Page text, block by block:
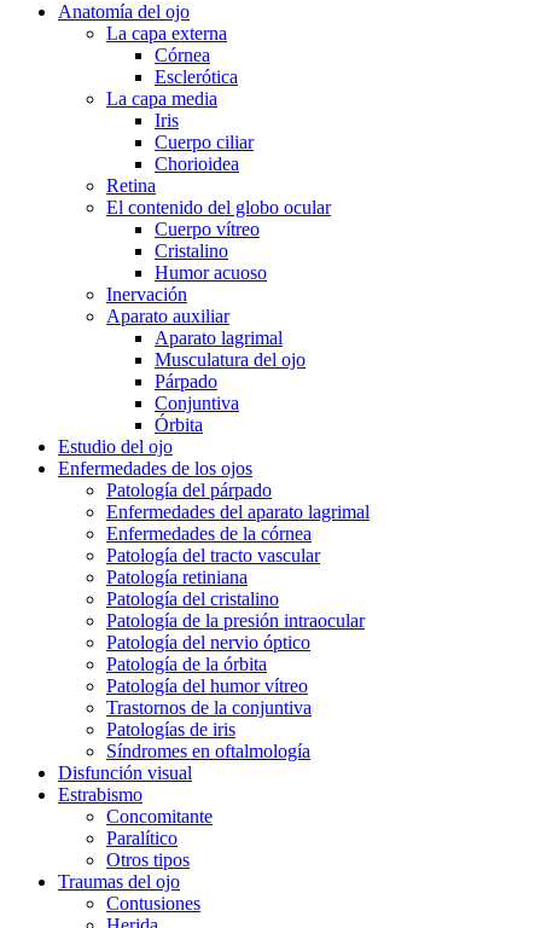
Anatomía del ojo
La capa externa
Córnea
Esclerótica
La capa media
Iris
Cuerpo ciliar
Chorioidea
Retina
El contenido del globo ocular
Cuerpo vítreo
Cristalino
Humor acuoso
Inervación
Aparato auxiliar
Aparato lagrimal
Musculatura del ojo
Párpado
Conjuntiva
Órbita
Estudio del ojo
Enfermedades de los ojos
Patología del párpado
Enfermedades del aparato lagrimal
Enfermedades de la córnea
Patología del tracto vascular
Patología retiniana
Patología del cristalino
Patología de la presión intraocular
Patología del nervio óptico
Patología de la órbita
Patología del humor vítreo
Trastornos de la conjuntiva
Patologías de iris
Síndromes en oftalmología
Disfunción visual
Estrabismo
Concomitante
Paralítico
Otros tipos
Traumas del ojo
Сontusiones